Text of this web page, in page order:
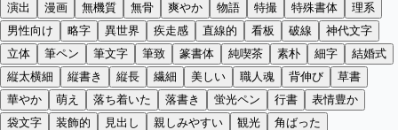
演出
漫画 無機質 無骨 爽やか 物語 特撮 特殊書体
理系
男性向け
略字 異世界 疾走感 直線的 看板 破線
神代文字
立体
筆ペン 筆文字 筆致 篆書体 純喫茶 素朴 細字
結婚式
縦太横細
縦書き 縦長 繊細 美しい 職人魂 背伸び
草書
華やか
萌え 落ち着いた 落書き 蛍光ペン 行書
表情豊か
袋文字
装飾的 見出し 親しみやすい 観光
角ばった